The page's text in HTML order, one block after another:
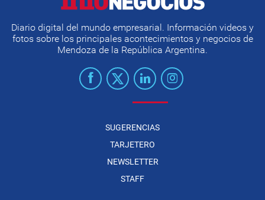
Diario digital del mundo empresarial. Información videos y
fotos sobre los principales acontecimientos y negocios de
Mendoza de la República Argentina.
SUGERENCIAS
TARJETERO
NEWSLETTER
STAFF